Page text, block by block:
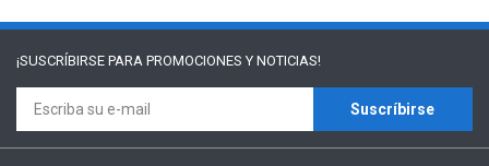
¡SUSCRÍBIRSE PARA PROMOCIONES Y NOTICIAS!
Suscríbirse